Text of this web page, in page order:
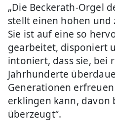
„Die Beckerath-Orgel
stellt einen hohen und
Sie ist auf eine so
gearbeitet, disponiert
intoniert, dass sie, bei
Jahrhunderte
Generationen
erklingen kann, davon
überzeugt“.